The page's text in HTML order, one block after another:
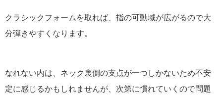
クラシックフォームを取れば、指の可動域が広がるので大
分弾きやすくなります。
なれない内は、ネック裏側の支点が一つしかないため不安
定に感じるかもしれませんが、次第に慣れていくので問題